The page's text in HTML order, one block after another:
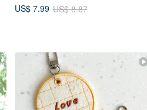
US$ 7.99 US$ 8.87